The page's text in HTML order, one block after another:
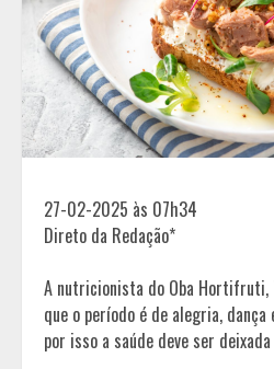
27-02-2025 às 07h34
Direto da Redação*
A nutricionista do Oba Hortifruti,
que o período é de alegria,
por isso a saúde deve ser